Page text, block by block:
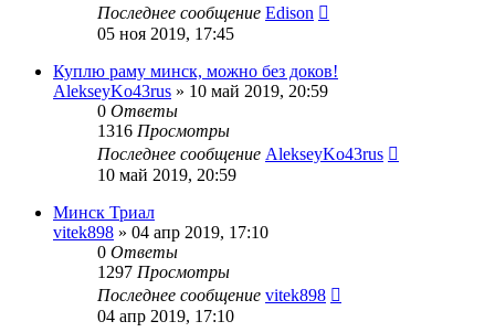
Последнее сообщение Edison
05 ноя 2019, 17:45
Куплю раму минск, можно без доков!
AlekseyKo43rus » 10 май 2019, 20:59
0 Ответы
1316 Просмотры
Последнее сообщение AlekseyKo43rus
10 май 2019, 20:59
Минск Триал
vitek898 » 04 апр 2019, 17:10
0 Ответы
1297 Просмотры
Последнее сообщение vitek898
04 апр 2019, 17:10